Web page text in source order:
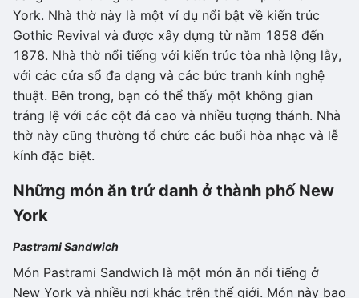
York. Nhà thờ này là một ví dụ nổi bật về kiến trúc
Gothic Revival và được xây dựng từ năm 1858 đến
1878. Nhà thờ nổi tiếng với kiến trúc tòa nhà lộng lẫy,
với các cửa sổ đa dạng và các bức tranh kính nghệ
thuật. Bên trong, bạn có thể thấy một không gian
tráng lệ với các cột đá cao và nhiều tượng thánh. Nhà
thờ này cũng thường tổ chức các buổi hòa nhạc và lễ
kính đặc biệt.
Những món ăn trứ danh ở thành phố New
York
Pastrami Sandwich
Món Pastrami Sandwich là một món ăn nổi tiếng ở
New York và nhiều nơi khác trên thế giới. Món này bao